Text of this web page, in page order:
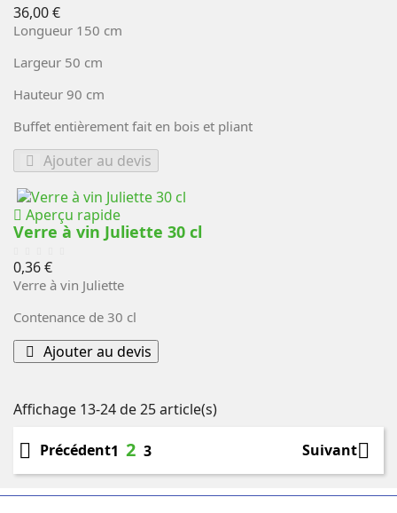
Prix
36,00 €
Longueur 150 cm
Largeur 50 cm
Hauteur 90 cm
Buffet entièrement fait en bois et pliant
Ajouter au devis
Aperçu rapide
Verre à vin Juliette 30 cl
Prix
0,36 €
Verre à vin Juliette
Contenance de 30 cl
Ajouter au devis
Affichage 13-24 de 25 article(s)
 Précédent1 2 3 Suivant